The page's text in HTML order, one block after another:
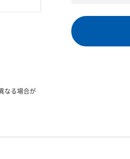
なる場合が